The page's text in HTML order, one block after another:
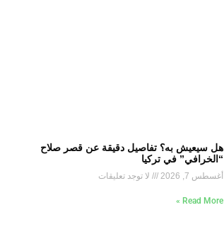
هل سيعيش به؟ تفاصيل دقيقة عن قصر صلاح
“الخرافي” في تركيا
أغسطس 7, 2026 لا توجد تعليقات
Read More »